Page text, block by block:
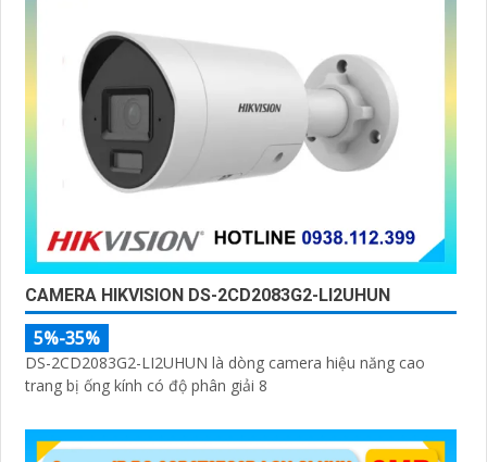
CAMERA HIKVISION DS-2CD2083G2-LI2UHUN
5%-35%
DS-2CD2083G2-LI2UHUN là dòng camera hiệu năng cao
trang bị ống kính có độ phân giải 8